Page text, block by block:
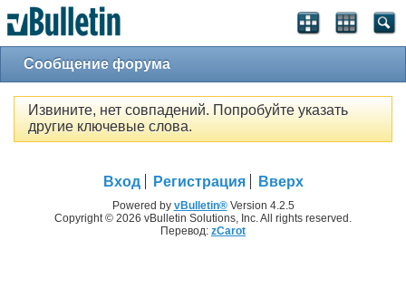
Сообщение форума
Извините, нет совпадений. Попробуйте указать
другие ключевые слова.
Вход Регистрация Вверх
Powered by vBulletin®Version 4.2.5
Copyright © 2026 vBulletin Solutions, Inc. All rights reserved.
Перевод: zCarot